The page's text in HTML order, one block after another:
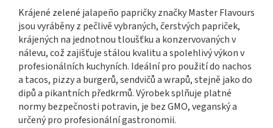
Krájené zelené jalapeño papričky značky Master Flavours
jsou vyráběny z pečlivě vybraných, čerstvých papriček,
krájených na jednotnou tloušťku a konzervovaných v
nálevu, což zajišťuje stálou kvalitu a spolehlivý výkon v
profesionálních kuchyních. Ideální pro použití do nachos
a tacos, pizzy a burgerů, sendvičů a wrapů, stejně jako do
dipů a pikantních předkrmů. Výrobek splňuje platné
normy bezpečnosti potravin, je bez GMO, veganský a
určený pro profesionální gastronomii.